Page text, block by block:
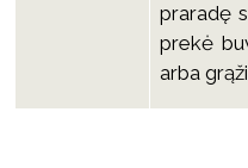
praradę
prekė
arba